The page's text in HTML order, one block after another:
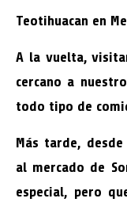
Teotihuacan en
A la vuelta,
cercano a
todo tipo de
Más tarde,
al mercado de
especial, pero